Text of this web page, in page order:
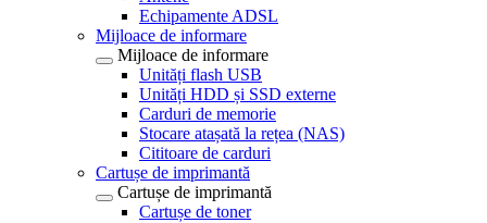
Echipamente ADSL
Mijloace de informare
Mijloace de informare
Unități flash USB
Unități HDD și SSD externe
Carduri de memorie
Stocare atașată la rețea (NAS)
Cititoare de carduri
Cartușe de imprimantă
Cartușe de imprimantă
Cartușe de toner